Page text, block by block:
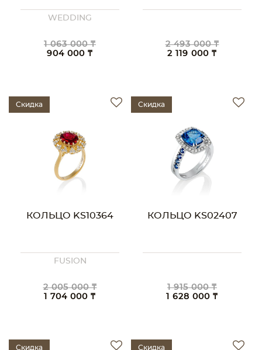
WEDDING
1 063 000 ₸
904 000 ₸
2 493 000 ₸
2 119 000 ₸
Скидка
КОЛЬЦО KS10364
FUSION
2 005 000 ₸
1 704 000 ₸
Скидка
КОЛЬЦО KS02407
1 915 000 ₸
1 628 000 ₸
Скидка Скидка